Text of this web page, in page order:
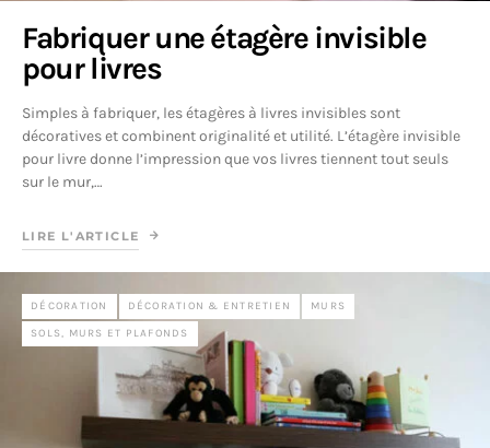
Fabriquer une étagère invisible
pour livres
Simples à fabriquer, les étagères à livres invisibles sont
décoratives et combinent originalité et utilité. L’étagère invisible
pour livre donne l’impression que vos livres tiennent tout seuls
sur le mur,…
LIRE L'ARTICLE
DÉCORATION DÉCORATION & ENTRETIEN MURS
SOLS, MURS ET PLAFONDS